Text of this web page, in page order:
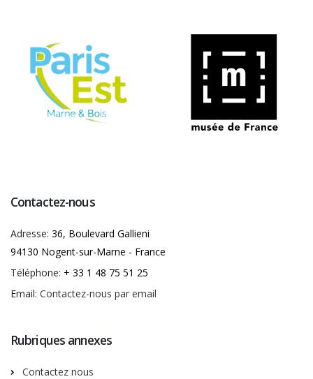
Contactez-nous
Adresse: 36, Boulevard Gallieni
94130 Nogent-sur-Marne - France
Téléphone: + 33 1 48 75 51 25
Email: Contactez-nous par email
Rubriques annexes
Contactez nous